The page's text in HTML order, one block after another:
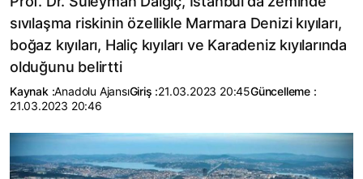
sıvılaşma riskinin özellikle Marmara Denizi kıyıları,
boğaz kıyıları, Haliç kıyıları ve Karadeniz kıyılarında
olduğunu belirtti
Kaynak :Anadolu AjansıGiriş :21.03.2023 20:45Güncelleme :
21.03.2023 20:46